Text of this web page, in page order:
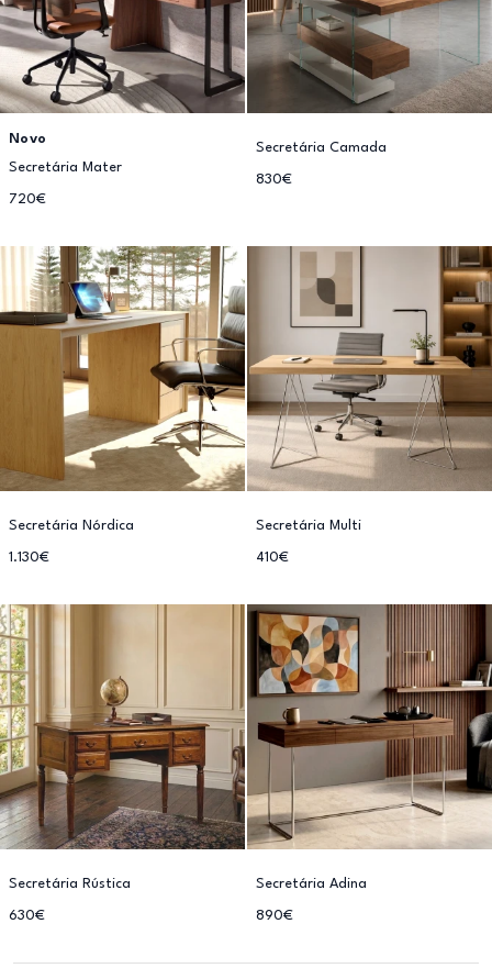
Novo
Secretária Mater
720€
Secretária Camada
830€
Secretária Nórdica
1.130€
Secretária Multi
410€
Secretária Rústica
630€
Secretária Adina
890€